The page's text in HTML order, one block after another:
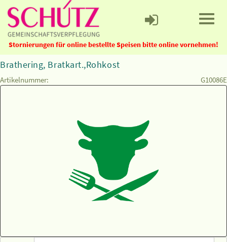
Stornierungen für online bestellte Speisen bitte online vornehmen!
Brathering, Bratkart.,Rohkost
Artikelnummer: G10086E